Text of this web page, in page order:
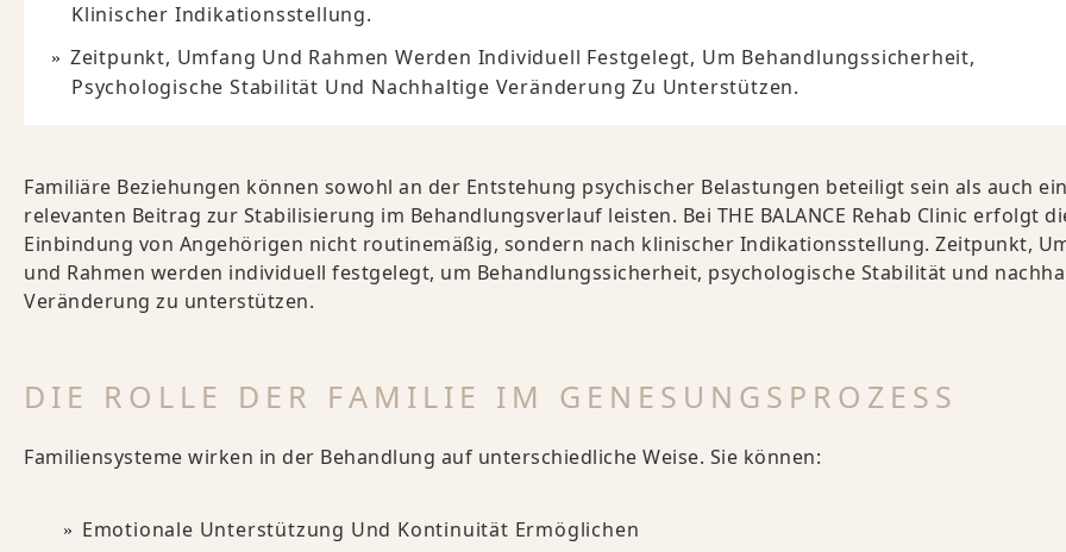
Klinischer Indikationsstellung.
Zeitpunkt, Umfang Und Rahmen Werden Individuell Festgelegt, Um Behandlungssicherheit,
Psychologische Stabilität Und Nachhaltige Veränderung Zu Unterstützen.
Familiäre Beziehungen können sowohl an der Entstehung psychischer Belastungen beteiligt sein als auch
relevanten Beitrag zur Stabilisierung im Behandlungsverlauf leisten. Bei THE BALANCE Rehab Clinic erfolgt
Einbindung von Angehörigen nicht routinemäßig, sondern nach klinischer Indikationsstellung. Zeitpunkt,
und Rahmen werden individuell festgelegt, um Behandlungssicherheit, psychologische Stabilität und
Veränderung zu unterstützen.
DIE ROLLE DER FAMILIE IM GENESUNGSPROZESS
Familiensysteme wirken in der Behandlung auf unterschiedliche Weise. Sie können:
Emotionale Unterstützung Und Kontinuität Ermöglichen